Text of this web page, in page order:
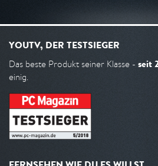
YOUTV, DER TESTSIEGER
Das beste Produkt seiner Klasse - seit
einig.